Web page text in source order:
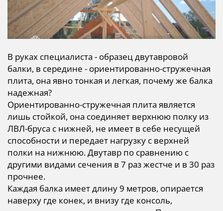
В руках специалиста - образец двутавровой
балки, в середине - ориентированно-стружечная
плита, она явно тонкая и легкая, почему же балка
надежная?
Ориентированно-стружечная плита является
лишь стойкой, она соединяет верхнюю полку из
ЛВЛ-бруса с нижней, не имеет в себе несущей
способности и передает нагрузку с верхней
полки на нижнюю. Двутавр по сравнению с
другими видами сечения в 7 раз жестче и в 30 раз
прочнее.
Каждая балка имеет длину 9 метров, опирается
наверху где конек, и внизу где консоль,